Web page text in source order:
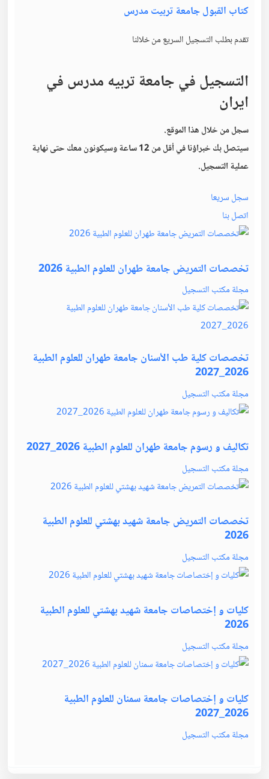
كتاب القبول جامعة تربيت مدرس
تقدم بطلب التسجيل السريع من خلالنا
التسجيل فيجامعة تربيه مدرسفي
ايران
سجل من خلال هذا الموقع.
سيتصل بك خبراؤنا في أقل من 12 ساعة وسيكونون معك حتى نهاية
عملية التسجيل.
سجل سريعا
اتصل بنا
تخصصات التمريض جامعة طهران للعلوم الطبية 2026
مجلة مكتب التسجيل
تخصصات كلية طب الأسنان جامعة طهران للعلوم الطبية
2026_2027
مجلة مكتب التسجيل
تكاليف و رسوم جامعة طهران للعلوم الطبية 2026_2027
مجلة مكتب التسجيل
تخصصات التمريض جامعة شهيد بهشتي للعلوم الطبية
2026
مجلة مكتب التسجيل
كليات و إختصاصات جامعة شهيد بهشتي للعلوم الطبية
2026
مجلة مكتب التسجيل
كليات و إختصاصات جامعة سمنان للعلوم الطبية
2026_2027
مجلة مكتب التسجيل